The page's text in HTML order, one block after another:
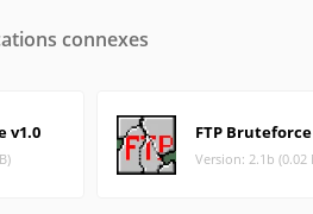
connexes
v1.0 FTP
Version: 2.1b (0.02